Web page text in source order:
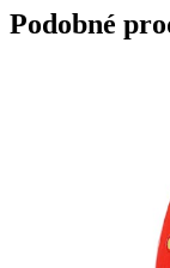
Podobné